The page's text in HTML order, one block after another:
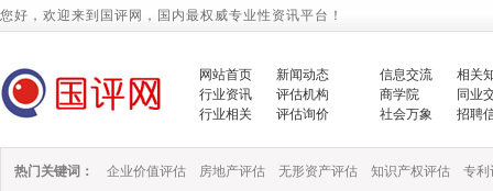
您好，欢迎来到国评网，国内最权威专业性资讯平台！
网站首页
新闻动态
行业资讯
评估机构
行业相关
评估询价
信息交流
相关
商学院
同业
社会万象
招聘
热门关键词： 企业价值评估 房地产评估 无形资产评估 知识产权评估 专利